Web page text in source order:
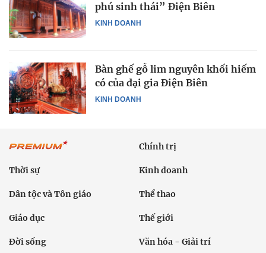
KINH DOANH
phú sinh thái” Điện Biên
KINH DOANH
Bàn ghế gỗ lim nguyên khối hiếm
có của đại gia Điện Biên
Chính trị
Thời sự Kinh doanh
Dân tộc và Tôn giáo Thể thao
Giáo dục Thế giới
Đời sống Văn hóa - Giải trí